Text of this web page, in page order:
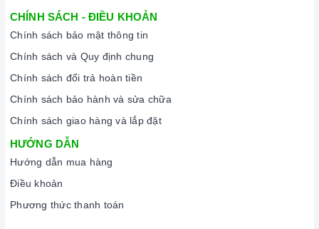
CHÍNH SÁCH - ĐIỀU KHOẢN
Chính sách bảo mật thông tin
Chính sách và Quy định chung
Chính sách đổi trả hoàn tiền
Chính sách bảo hành và sửa chữa
Chính sách giao hàng và lắp đặt
HƯỚNG DẪN
Hướng dẫn mua hàng
Điều khoản
Phương thức thanh toán